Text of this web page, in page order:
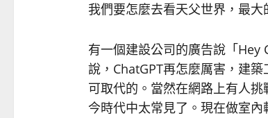
我們要怎麼去看天父世界，最大
有一個建設公司的廣告說「
說，ChatGPT再怎麼厲害，建
可取代的。當然在網路上有人
今時代中太常見了。現在做室